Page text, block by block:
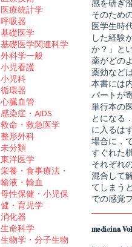
す
る
漢
方,
感を研ぎ
そのため
医学生時
した経験
か？」と
薬がどの
薬効など
本書には
パートが
単行本の
とになる
に入るは
場合に，
すぐれた
それぞれ
混合して
てしまう
での感覚
medicina
医療統計学
呼吸器
基礎医学
基礎医学関連科学
外科学一般
小児看護
小児科
循環器
心臓血管
感染症・AIDS
救命・救急医学
整形外科
未分類
東洋医学
栄養・食事療法・
輸液・輸血
母性保健・小児保
健・育児学
消化器
生命科学
生物学・分子生物